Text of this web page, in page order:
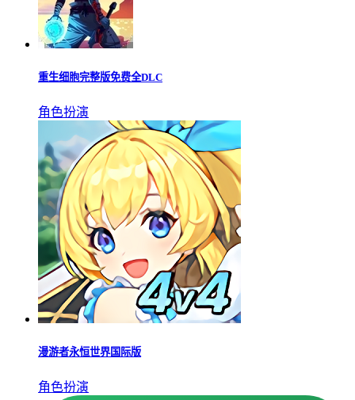
重生细胞完整版免费全DLC
角色扮演
漫游者永恒世界国际版
角色扮演